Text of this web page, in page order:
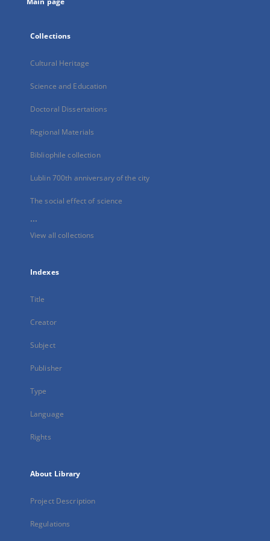
Collections
Cultural Heritage
Science and Education
Doctoral Dissertations
Regional Materials
Bibliophile collection
Lublin 700th anniversary of the city
The social effect of science
...
View all collections
Indexes
Title
Creator
Subject
Publisher
Type
Language
Rights
About Library
Project Description
Regulations